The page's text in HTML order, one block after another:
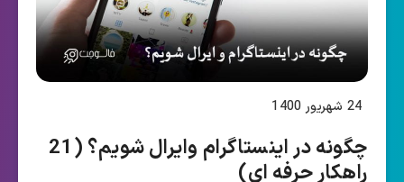
چگونه در اینستاگرام وایرال شویم؟ (21
راهکار حرفه ای)